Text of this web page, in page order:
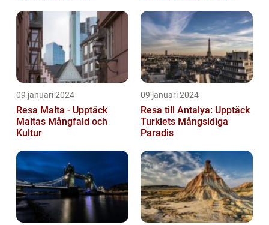
09 januari 2024
Resa Malta - Upptäck
Maltas Mångfald och
Kultur
09 januari 2024
Resa till Antalya: Upptäck
Turkiets Mångsidiga
Paradis